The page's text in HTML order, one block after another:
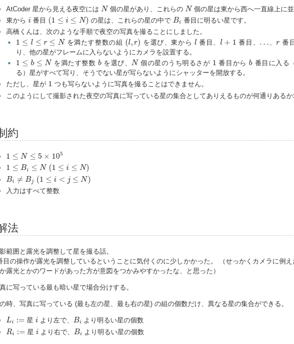
AtCoder 星から見える夜空には N
N 個の星があり、これらの N
N 個の星は東から西へ一直線上に並
東から i番目 (1 ≤ i ≤ N)
(1 ≤ N の星は、これらの星の中で Bi
Bi 番目に明るい星です。
高橋くんは、次のような手順で夜空の写真を撮ることにしました。
1 ≤ l ≤ r ≤ N
1 l≤ r≤ N を満たす整数の組 (l,r)
(l, を選び、東から l
l 番目、l + 1
l+ 1 番目、 …
… 、r
r 番
り、他の星がフレームに入らないようにカメラを設置する。
1 ≤ b ≤ N
1 b ≤N を満たす整数 b
bを選び、N
N 個の星のうち明るさが 1
1 番目からb
b 番目に入る
る）星がすべて写り、そうでない星が写らないようにシャッターを開放する。
ただし、星が 1
1 つも写らないように写真を撮ることはできません。
このようにして撮影された夜空の写真に写っている星の集合としてありえるものが何通りあるか
約
1 ≤ N ≤ 5 × 105
1 N ≤5 105
1 ≤ Bi ≤ N (1 ≤ i ≤ N)
1 B ≤N (1 ≤i≤ N
Bi ≠ Bj (1 ≤ i < j ≤ N)
Bi Bj (1 i< N )
入力はすべて整数
法
範囲と露光を調整して星を撮る話。
目の操作が露光を調整しているということに気付くのに少しかかった。 （せっかくカメラに例
露光とかのワードがあった方が意図をつかみやすかったな、と思った）
に写っている最も暗い星で場合分けする。
時、写真に写っている (最も左の星、最も右の星) の組の個数だけ、異なる星の集合ができる。
Li :=
Li 星 iより左で、 Bi
Bi より明るい星の個数
Ri :=
Ri 星 iより右で、 Bi
Bi より明るい星の個数